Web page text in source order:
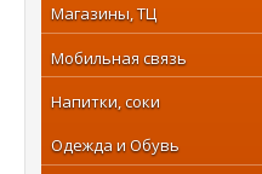
Магазины, ТЦ
Мобильная связь
Напитки, соки
Одежда и Обувь